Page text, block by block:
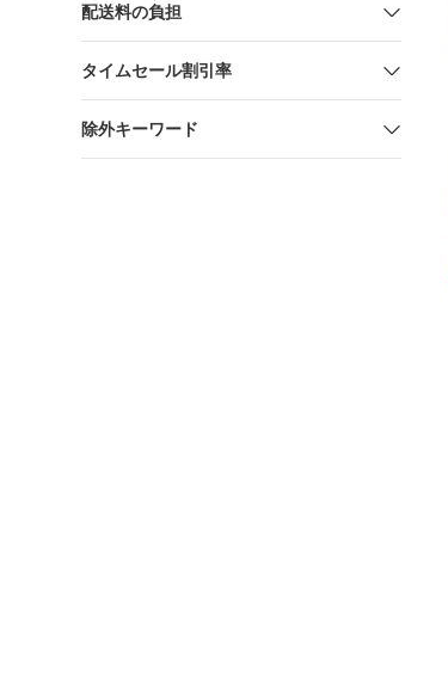
配送料の負担
タイムセール割引率
除外キーワード